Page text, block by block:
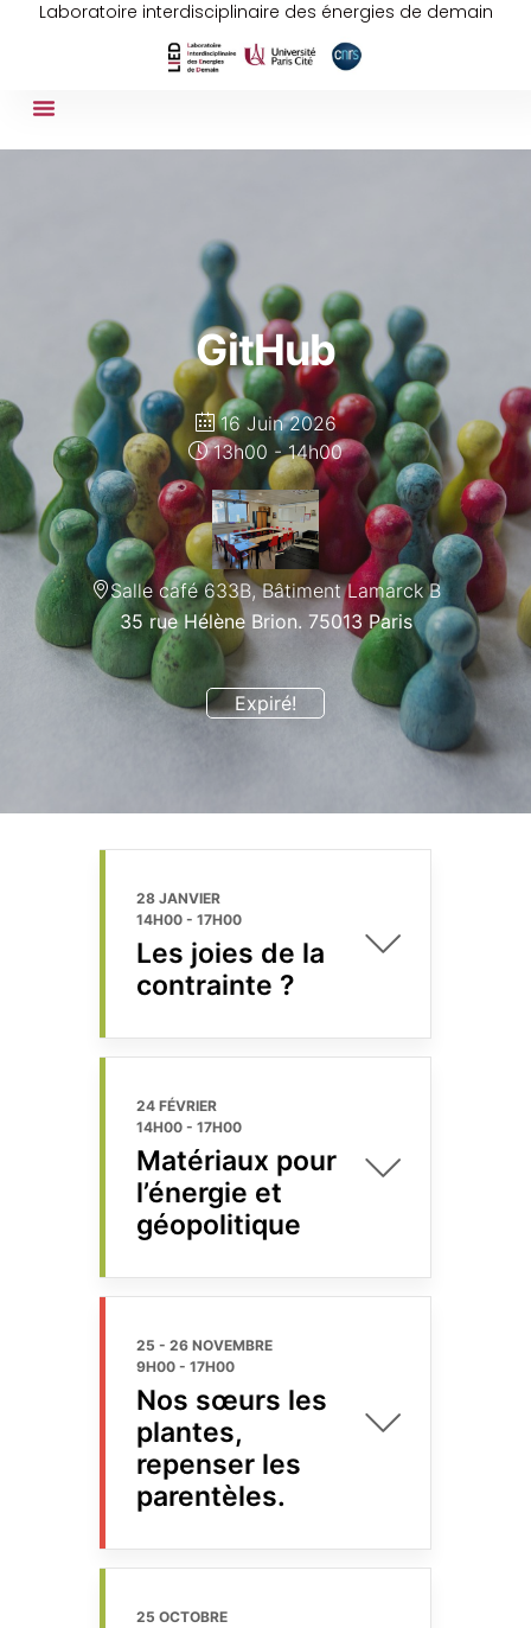
Laboratoire interdisciplinaire des énergies de demain
GitHub
16 Juin 2026
Expiré!
13h00 - 14h00
Salle café 633B, Bâtiment Lamarck B
35 rue Hélène Brion. 75013 Paris
28 JANVIER
14H00 - 17H00
Les joies de la
contrainte ?
24 FÉVRIER
14H00 - 17H00
Matériaux pour
l’énergie et
géopolitique
25 - 26 NOVEMBRE
9H00 - 17H00
Nos sœurs les
plantes,
repenser les
parentèles.
25 OCTOBRE